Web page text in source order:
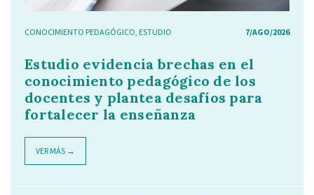
CONOCIMIENTO PEDAGÓGICO ESTUDIO 7/AGO/2026
Estudio evidencia brechas en el
conocimiento pedagógico de los
docentes y plantea desafíos para
fortalecer la enseñanza
VER MÁS →